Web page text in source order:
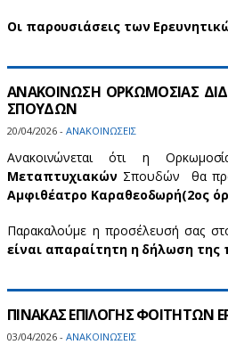
Οι παρουσιάσεις των
ΑΝΑΚΟΙΝΩΣΗ ΟΡΚΩΜΟΣΙΑΣ
ΣΠΟΥΔΩΝ
20/04/2026 - ΑΝΑΚΟΙΝΩΣΕΙΣ
Ανακοινώνεται ότι η
ΜεταπτυχιακώνΣπουδών θα
Αμφιθέατρο Καραθεοδωρή(2ος
Παρακαλούμε η προσέλευσή σας
είναι απαραίτητη η δήλωση της
ΠΙΝΑΚΑΣ ΕΠΙΛΟΓΗΣ ΦΟΙΤΗΤΩΝ
03/04/2026 - ΑΝΑΚΟΙΝΩΣΕΙΣ